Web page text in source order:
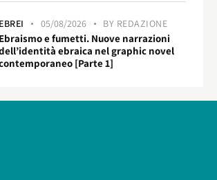
EBREI 05/08/2026 BY REDAZIONE
Ebraismo e fumetti. Nuove narrazioni
ebraica nel graphic novel
[Parte 1]